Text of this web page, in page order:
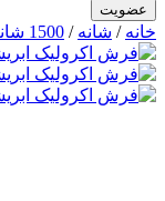
خانه/شانه/1500 شانه